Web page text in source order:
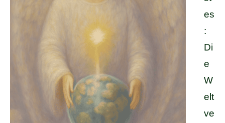
es
:
Di
e
W
elt
ve